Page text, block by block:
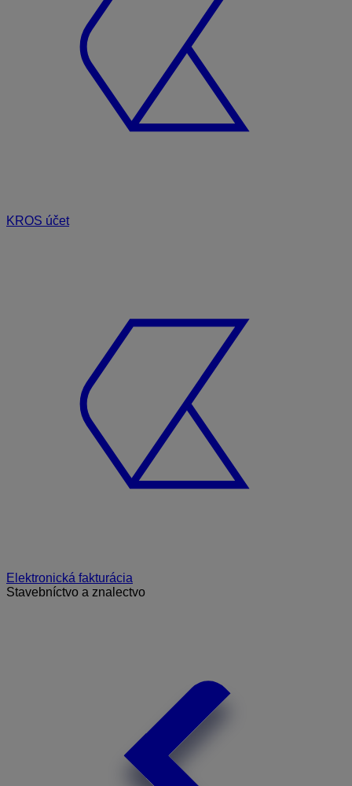
KROS účet
Elektronická fakturácia
Stavebníctvo a znalectvo